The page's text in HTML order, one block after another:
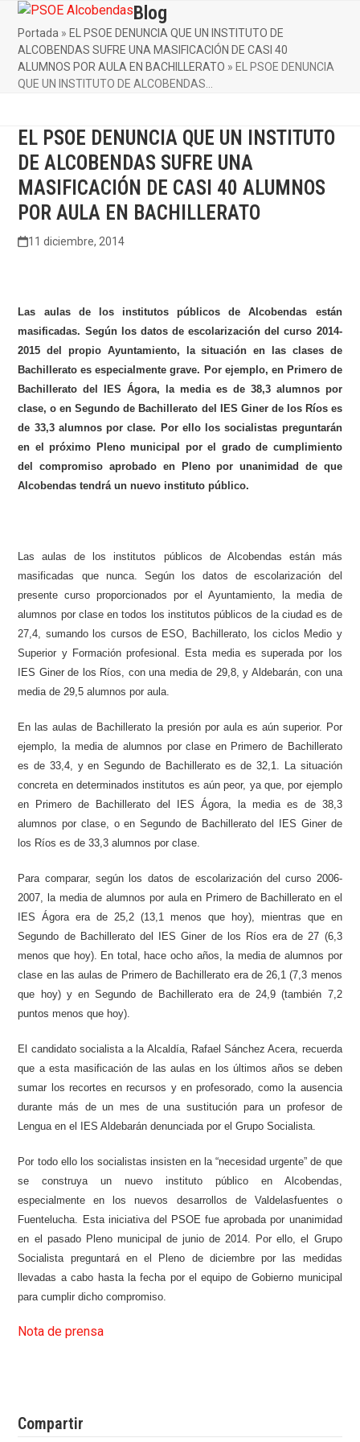
Skip
content
Open
mobile
menu
Close
mobile
menu
Blog
Portada » EL PSOE DENUNCIA QUE UN INSTITUTO DE
ALCOBENDAS SUFRE UNA MASIFICACIÓN DE CASI 40
ALUMNOS POR AULA EN BACHILLERATO » EL PSOE DENUNCIA
QUE UN INSTITUTO DE ALCOBENDAS…
EL PSOE DENUNCIA QUE UN INSTITUTO
DE ALCOBENDAS SUFRE UNA
MASIFICACIÓN DE CASI 40 ALUMNOS
POR AULA EN BACHILLERATO
11 diciembre, 2014
Las aulas de los institutos públicos de Alcobendas están
masificadas. Según los datos de escolarización del curso 2014-
2015 del propio Ayuntamiento, la situación en las clases de
Bachillerato es especialmente grave. Por ejemplo, en Primero de
Bachillerato del IES Ágora, la media es de 38,3 alumnos por
clase, o en Segundo de Bachillerato del IES Giner de los Ríos es
de 33,3 alumnos por clase. Por ello los socialistas preguntarán
en el próximo Pleno municipal por el grado de cumplimiento
del compromiso aprobado en Pleno por unanimidad de que
Alcobendas tendrá un nuevo instituto público.
Las aulas de los institutos públicos de Alcobendas están más
masificadas que nunca. Según los datos de escolarización del
presente curso proporcionados por el Ayuntamiento, la media de
alumnos por clase en todos los institutos públicos de la ciudad es de
27,4, sumando los cursos de ESO, Bachillerato, los ciclos Medio y
Superior y Formación profesional. Esta media es superada por los
IES Giner de los Ríos, con una media de 29,8, y Aldebarán, con una
media de 29,5 alumnos por aula.
En las aulas de Bachillerato la presión por aula es aún superior. Por
ejemplo, la media de alumnos por clase en Primero de Bachillerato
es de 33,4, y en Segundo de Bachillerato es de 32,1. La situación
concreta en determinados institutos es aún peor, ya que, por ejemplo
en Primero de Bachillerato del IES Ágora, la media es de 38,3
alumnos por clase, o en Segundo de Bachillerato del IES Giner de
los Ríos es de 33,3 alumnos por clase.
Para comparar, según los datos de escolarización del curso 2006-
2007, la media de alumnos por aula en Primero de Bachillerato en el
IES Ágora era de 25,2 (13,1 menos que hoy), mientras que en
Segundo de Bachillerato del IES Giner de los Ríos era de 27 (6,3
menos que hoy). En total, hace ocho años, la media de alumnos por
clase en las aulas de Primero de Bachillerato era de 26,1 (7,3 menos
que hoy) y en Segundo de Bachillerato era de 24,9 (también 7,2
puntos menos que hoy).
El candidato socialista a la Alcaldía, Rafael Sánchez Acera, recuerda
que a esta masificación de las aulas en los últimos años se deben
sumar los recortes en recursos y en profesorado, como la ausencia
durante más de un mes de una sustitución para un profesor de
Lengua en el IES Aldebarán denunciada por el Grupo Socialista.
Por todo ello los socialistas insisten en la “necesidad urgente” de que
se construya un nuevo instituto público en Alcobendas,
especialmente en los nuevos desarrollos de Valdelasfuentes o
Fuentelucha. Esta iniciativa del PSOE fue aprobada por unanimidad
en el pasado Pleno municipal de junio de 2014. Por ello, el Grupo
Socialista preguntará en el Pleno de diciembre por las medidas
llevadas a cabo hasta la fecha por el equipo de Gobierno municipal
para cumplir dicho compromiso.
Nota de prensa
Compartir